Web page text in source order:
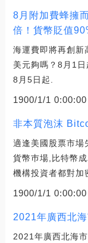
8月附加費蜂擁
倍！貨幣貶值
海運費即將再創
美元夠嗎？8月1
8月5日起.
1900/1/1 0:00:00
非本質泡沫
適逢美國股票市場
貨幣巿場,比特幣
機構投資者都對加
1900/1/1 0:00:00
2021年廣西北
2021年廣西北海